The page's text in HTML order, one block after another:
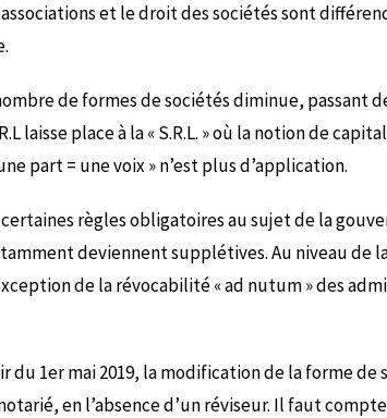
et le droit des sociétés sont
de formes de sociétés diminue, passant
laisse place à la « S.R.L. » où la notion de
part = une voix » n’est plus d’application.
règles obligatoires au sujet de la
deviennent supplétives. Au niveau de
de la révocabilité « ad nutum » des
du 1er mai 2019, la modification de la forme
en l’absence d’un réviseur. Il faut